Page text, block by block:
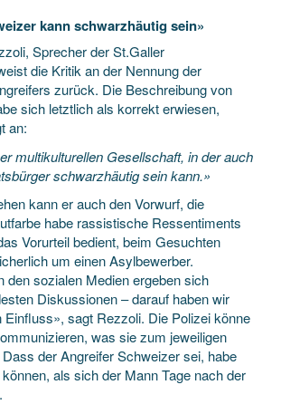
kann schwarzhäutig sein»
Sprecher der St.Galler
die Kritik an der Nennung der
zurück. Die Beschreibung von
sich letztlich als korrekt erwiesen,
an:
multikulturellen Gesellschaft, in der auch
schwarzhäutig sein kann.»
kann er auch den Vorwurf, die
habe rassistische Ressentiments
Vorurteil bedient, beim Gesuchten
um einen Asylbewerber.
den sozialen Medien ergeben sich
Diskussionen – darauf haben wir
Einfluss», sagt Rezzoli. Die Polizei könne
was sie zum jeweiligen
der Angreifer Schweizer sei, habe
als sich der Mann Tage nach der